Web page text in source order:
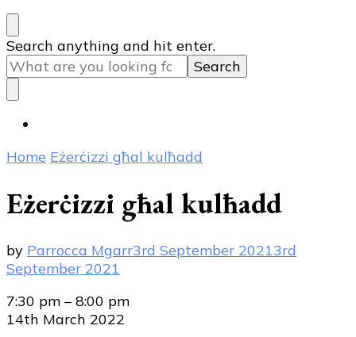
Looking
for
Something?
Search anything and hit enter.
Home Eżerċizzi għal kulħadd
Eżerċizzi għal kulħadd
by Parrocca Mgarr3rd September 20213rd
September 2021
Eżerċizzi
għal
7:30 pm – 8:00 pm
14th March 2022